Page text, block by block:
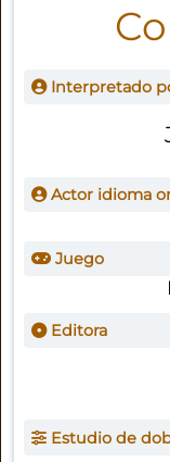
Interpretado
Actor idioma
Juego
Editora
Estudio de